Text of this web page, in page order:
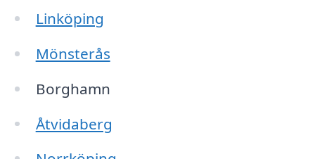
Linköping
Mönsterås
Borghamn
Åtvidaberg